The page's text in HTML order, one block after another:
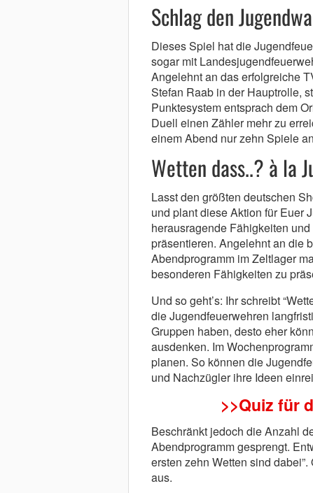
Schlag den
Dieses Spiel hat die
sogar mit
Angelehnt an das erfolgreiche
Stefan Raab in der Hauptrolle,
Punktesystem entsprach dem
Duell einen Zähler mehr zu
einem Abend nur zehn Spiele
Wetten dass..? à la
Lasst den größten deutschen
und plant diese Aktion für Euer
herausragende Fähigkeiten
präsentieren. Angelehnt an die
Abendprogramm im Zeltlager
besonderen Fähigkeiten zu
Und so geht’s: Ihr schreibt
die Jugendfeuerwehren
Gruppen haben, desto eher
ausdenken. Im
planen. So können die
und Nachzügler ihre Ideen
>>Quiz für
Beschränkt jedoch die Anzahl
Abendprogramm gesprengt.
ersten zehn Wetten sind
aus.